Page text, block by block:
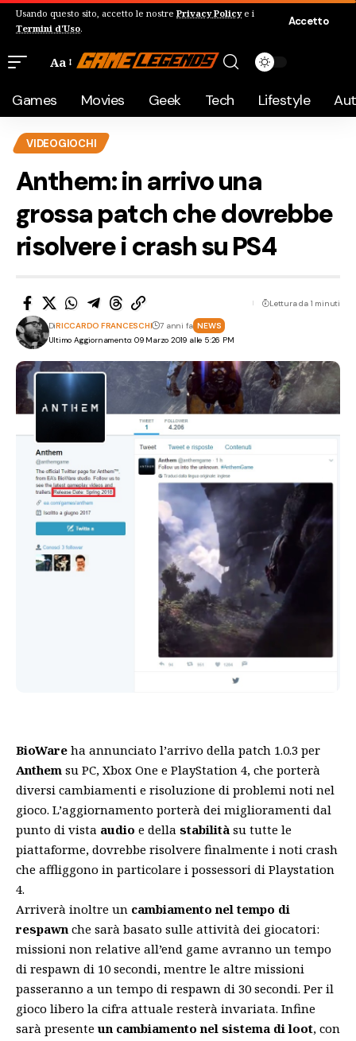
Usando questo sito, accetto le nostre Privacy Policye i
Termini d'Uso.
Accetto
Aa
Games Movies Geek Tech Lifestyle
VIDEOGIOCHI
Anthem: in arrivo una
grossa patch che dovrebbe
risolvere i crash su PS4
Ultimo Aggiornamento: 09 Marzo 2019 alle 5:26 PM
DiRICCARDO FRANCESCHI 7 anni fa NEWS
Lettura da 1 minuti
BioWare ha annunciato l’arrivo della patch 1.0.3 per
Anthem su PC, Xbox One e PlayStation 4, che porterà
diversi cambiamenti e risoluzione di problemi noti nel
gioco. L’aggiornamento porterà dei miglioramenti dal
punto di vista audio e della stabilità su tutte le
piattaforme, dovrebbe risolvere finalmente i noti crash
che affliggono in particolare i possessori di Playstation
4.
Arriverà inoltre un cambiamento nel tempo di
respawn che sarà basato sulle attività dei giocatori:
missioni non relative all’end game avranno un tempo
di respawn di 10 secondi, mentre le altre missioni
passeranno a un tempo di respawn di 30 secondi. Per il
gioco libero la cifra attuale resterà invariata. Infine
sarà presente un cambiamento nel sistema di loot, con